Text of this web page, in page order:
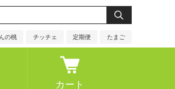
の桃 チッチェ 定期便 たまご
カート